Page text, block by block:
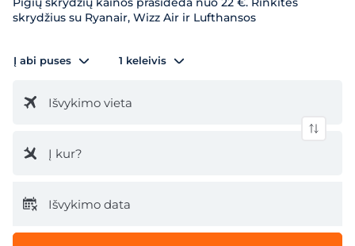
skrydžius su Ryanair, Wizz Air ir Lufthansos
Į abi puses 1 keleivis
Išvykimo vieta
Į kur?
Išvykimo data